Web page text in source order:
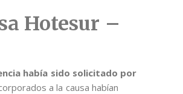
Hotesur –
había sido solicitado por
a la causa habían